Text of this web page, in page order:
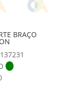
BRAÇO